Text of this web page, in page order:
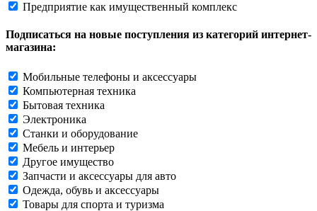
Предприятие как имущественный комплекс
Подписаться на новые поступления из категорий интернет-
магазина:
Мобильные телефоны и аксессуары
Компьютерная техника
Бытовая техника
Электроника
Станки и оборудование
Мебель и интерьер
Другое имущество
Запчасти и аксессуары для авто
Одежда, обувь и аксессуары
Товары для спорта и туризма